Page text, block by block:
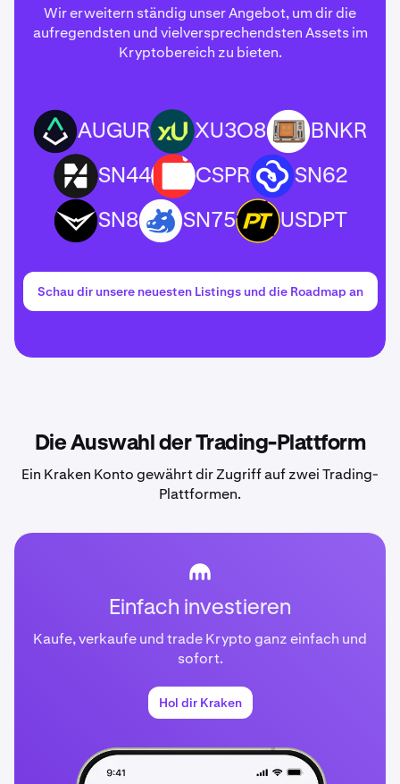
Wir erweitern ständig unser Angebot, um dir die
aufregendsten und vielversprechendsten Assets im
Kryptobereich zu bieten.
AUGUR AUGUR XU3O8 XU3O8 BNKR BNKR
SN44 SN44 CSPR SN62 SN62
SN8 SN8 SN75 SN75 USDPT USDPT
Schau dir unsere neuesten Listings und die Roadmap an
Die Auswahl der Trading-Plattform
Ein Kraken Konto gewährt dir Zugriff auf zwei Trading-
Plattformen.
Einfach investieren
Kaufe, verkaufe und trade Krypto ganz einfach und
sofort.
Hol dir Kraken